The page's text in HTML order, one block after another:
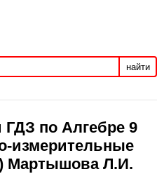
найти
ГДЗ по Алгебре 9
измерительные
Мартышова Л.И.